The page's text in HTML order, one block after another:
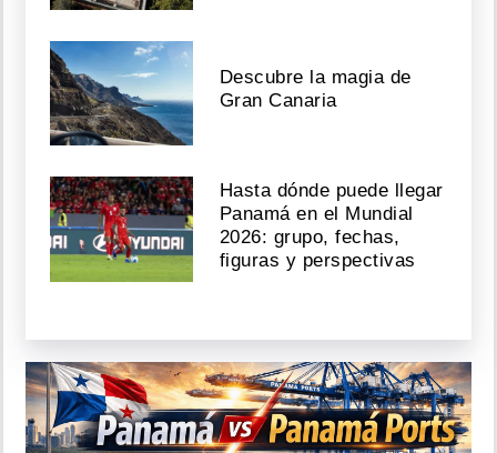
Descubre la magia de
Gran Canaria
Hasta dónde puede llegar
Panamá en el Mundial
2026: grupo, fechas,
figuras y perspectivas